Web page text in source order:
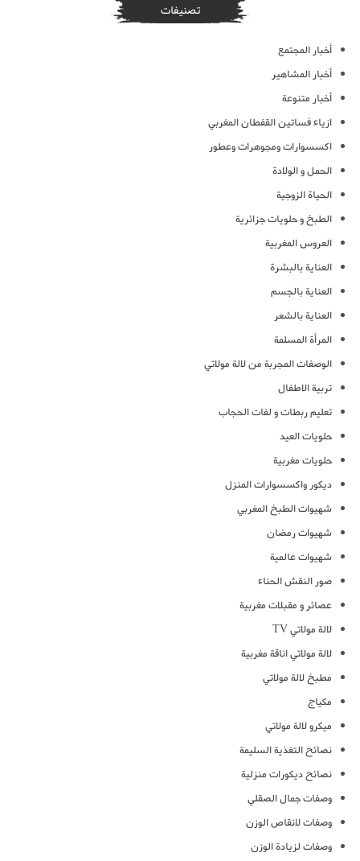
تصنيفات
أخبار المجتمع
أخبار المشاهير
أخبار متنوعة
ازياء فساتين القفطان المغربي
اكسسوارات ومجوهرات وعطور
الحمل و الولادة
الحياة الزوجية
الطبخ و حلويات جزائرية
العروس المغربية
العناية بالبشرة
العناية بالجسم
العناية بالشعر
المرأة المسلمة
الوصفات المجربة من لالة مولاتي
تربية الاطفال
تعليم ربطات و لفات الحجاب
حلويات العيد
حلويات مغربية
ديكور واكسسوارات المنزل
شهيوات الطبخ المغربي
شهيوات رمضان
شهيوات عالمية
صور النقش الحناء
عصائر و مقبلات مغربية
لالة مولاتي TV
لالة مولاتي اناقة مغربية
مطبخ لالة مولاتي
مكياج
ميكرو لالة مولاتي
نصائح التغذية السليمة
نصائح ديكورات منزلية
وصفات جمال الصقلي
وصفات لانقاص الوزن
وصفات لزيادة الوزن